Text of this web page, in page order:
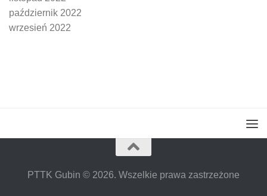
październik 2022
wrzesień 2022
PTTK Gubin © 2026. Wszelkie prawa zastrzeżone